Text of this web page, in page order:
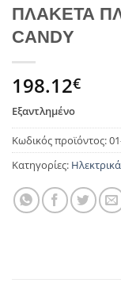
ΠΛΑΚΕΤΑ
CANDY
198.12€
Εξαντλημένο
Κωδικός προϊόντος:
Κατηγορίες: